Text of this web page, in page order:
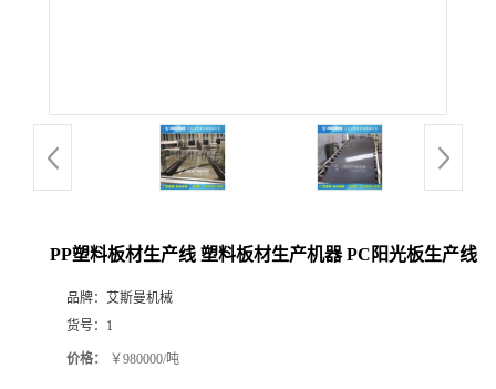
PP塑料板材生产线 塑料板材生产机器 PC阳光板生产线
品牌： 艾斯曼机械
货号： 1
价格： ￥980000/吨